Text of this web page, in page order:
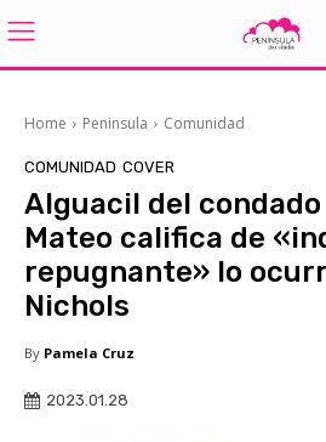
Home Peninsula Comunidad
COMUNIDAD COVER
Alguacil del condado
Mateo califica de
repugnante» lo
Nichols
By Pamela Cruz
2023.01.28